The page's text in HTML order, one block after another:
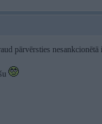
pārvērsties